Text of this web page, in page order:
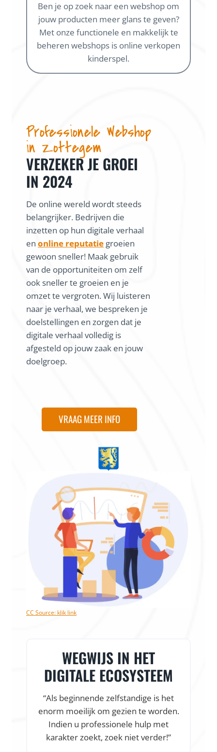
Ben je op zoek naar een webshop om
jouw producten meer glans te geven?
Met onze functionele en makkelijk te
beheren webshops is online verkopen
kinderspel.
Professionele Webshop
in Zottegem
VERZEKER JE GROEI
IN 2024
De online wereld wordt steeds
belangrijker. Bedrijven die
inzetten op hun digitale verhaal
en online reputatie groeien
gewoon sneller! Maak gebruik
van de opportuniteiten om zelf
ook sneller te groeien en je
omzet te vergroten. Wij luisteren
naar je verhaal, we bespreken je
doelstellingen en zorgen dat je
digitale verhaal volledig is
afgesteld op jouw zaak en jouw
doelgroep.
VRAAG MEER INFO
CC Source: klik link
WEGWIJS IN HET
DIGITALE ECOSYSTEEM
“Als beginnende zelfstandige is het
enorm moeilijk om gezien te worden.
Indien u professionele hulp met
karakter zoekt, zoek niet verder!”